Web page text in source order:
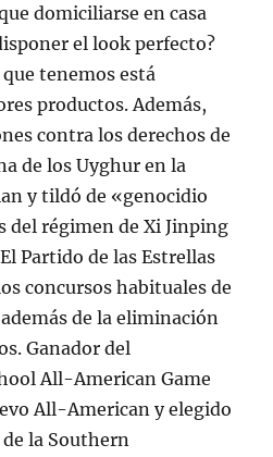
domiciliarse en casa
el look perfecto?
tenemos está
productos. Además,
contra los derechos de
de los Uyghur en la
y tildó de «genocidio
del régimen de Xi Jinping
Partido de las Estrellas
concursos habituales de
de la eliminación
Ganador del
All-American Game
All-American y elegido
la Southern